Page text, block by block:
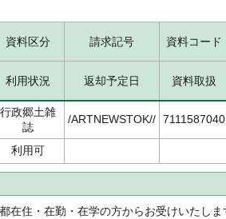
資料区分 請求記号 資料コード
利用状況 返却予定日 資料取扱
行政郷土雑
誌
/ARTNEWSTOK// 7111587040
利用可
在住・在勤・在学の方からお受けいたしま